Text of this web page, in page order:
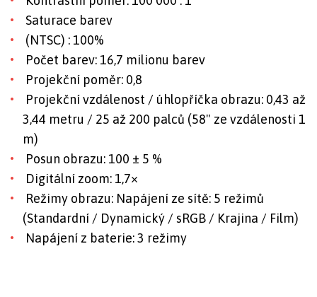
Saturace barev
(NTSC) : 100%
Počet barev: 16,7 milionu barev
Projekční poměr: 0,8
Projekční vzdálenost / úhlopříčka obrazu: 0,43 až
3,44 metru / 25 až 200 palců (58" ze vzdálenosti 1
m)
Posun obrazu: 100 ± 5 %
Digitální zoom: 1,7×
Režimy obrazu: Napájení ze sítě: 5 režimů
(Standardní / Dynamický / sRGB / Krajina / Film)
Napájení z baterie: 3 režimy